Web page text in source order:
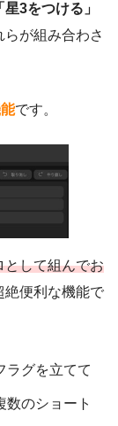
星3をつける」
が組み合わさ
です。
として組んでお
絶便利な機能で
ラグを立てて
数のショート